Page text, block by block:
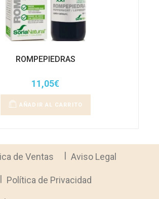
ROMPEPIEDRAS
11,05€
AÑADIR AL CARRITO
de Ventas Aviso Legal
Política de Privacidad